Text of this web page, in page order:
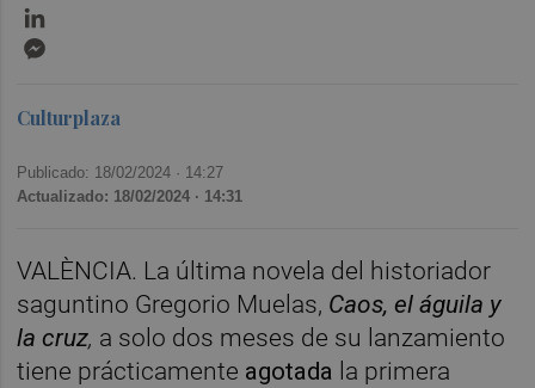
Culturplaza
Publicado: 18/02/2024 · 14:27
Actualizado: 18/02/2024 · 14:31
VALÈNCIA. La última novela del historiador
saguntino Gregorio Muelas, Caos, el águila y
la cruz, a solo dos meses de su lanzamiento
tiene prácticamente agotada la primera